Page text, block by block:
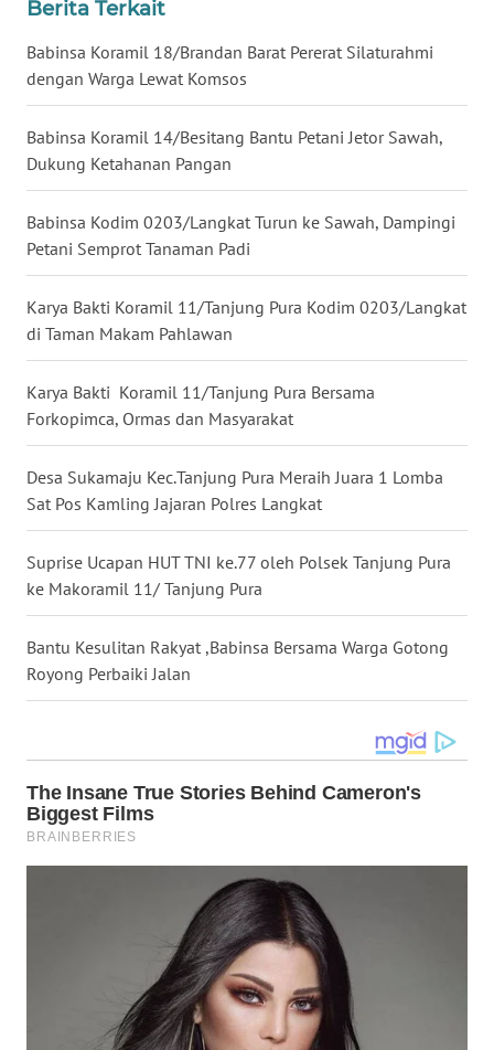
Berita Terkait
Babinsa Koramil 18/Brandan Barat Pererat Silaturahmi
dengan Warga Lewat Komsos
Babinsa Koramil 14/Besitang Bantu Petani Jetor Sawah,
Dukung Ketahanan Pangan
Babinsa Kodim 0203/Langkat Turun ke Sawah, Dampingi
Petani Semprot Tanaman Padi
Karya Bakti Koramil 11/Tanjung Pura Kodim 0203/Langkat
di Taman Makam Pahlawan
Karya Bakti Koramil 11/Tanjung Pura Bersama
Forkopimca, Ormas dan Masyarakat
Desa Sukamaju Kec.Tanjung Pura Meraih Juara 1 Lomba
Sat Pos Kamling Jajaran Polres Langkat
Suprise Ucapan HUT TNI ke.77 oleh Polsek Tanjung Pura
ke Makoramil 11/ Tanjung Pura
Bantu Kesulitan Rakyat ,Babinsa Bersama Warga Gotong
Royong Perbaiki Jalan
KALSEL
KALTIM
SULSEL
GORONTALO
WN
SULUT
WN
MALUKU
WN
MALUT
WN
DANAU
TOBA